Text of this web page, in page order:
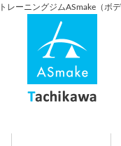
ーニングジムASmake（ボデ